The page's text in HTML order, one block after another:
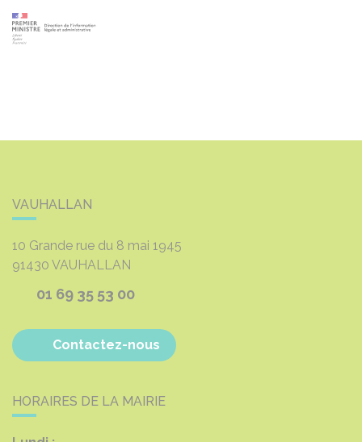
VAUHALLAN
10 Grande rue du 8 mai 1945
91430 VAUHALLAN
01 69 35 53 00
Contactez-nous
HORAIRES DE LA MAIRIE